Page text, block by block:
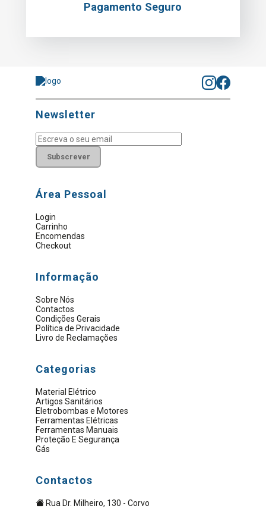
Pagamento Seguro
Newsletter
Subscrever
Área Pessoal
Login
Carrinho
Encomendas
Checkout
Informação
Sobre Nós
Contactos
Condições Gerais
Política de Privacidade
Livro de Reclamações
Categorias
Material Elétrico
Artigos Sanitários
Eletrobombas e Motores
Ferramentas Elétricas
Ferramentas Manuais
Proteção E Segurança
Gás
Contactos
Rua Dr. Milheiro, 130 - Corvo